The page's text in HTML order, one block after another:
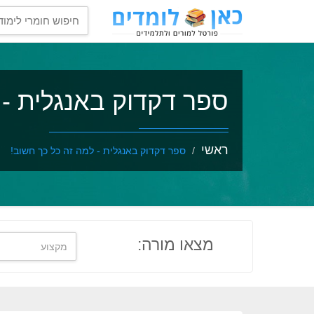
ספר דקדוק באנגלית
ראשי ספר דקדוק באנגלית - למה זה כל כך חשוב!
מצאו מורה: